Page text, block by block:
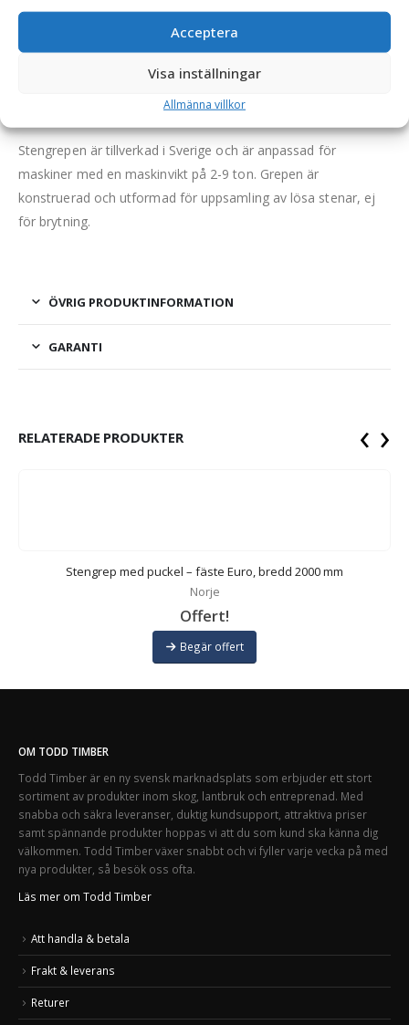
Acceptera
Visa inställningar
Allmänna villkor
högkvalitetsstål.
I framkant har stengrepen en markant puckel som hindrar
stenarna från att falla ur. Hornen är kraftiga och tillverkas i ett
Stengrepen är tillverkad i Sverige och är anpassad för
maskiner med en maskinvikt på 2-9 ton. Grepen är
konstruerad och utformad för uppsamling av lösa stenar, ej
för brytning.
ÖVRIG PRODUKTINFORMATION
GARANTI
RELATERADE PRODUKTER
Stengrep med puckel – fäste Euro, bredd 2000 mm
Norje
Offert!
Begär offert
‹ ›
OM TODD TIMBER
Todd Timber är en ny svensk marknadsplats som erbjuder ett stort
sortiment av produkter inom skog, lantbruk och entreprenad. Med
snabba och säkra leveranser, duktig kundsupport, attraktiva priser
samt spännande produkter hoppas vi att du som kund ska känna dig
välkommen. Todd Timber växer snabbt och vi fyller varje vecka på med
nya produkter, så besök oss ofta.
Läs mer om Todd Timber
Att handla & betala
Frakt & leverans
Returer